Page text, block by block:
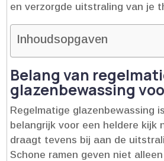
en verzorgde uitstraling van je
Inhoudsopgaven
Belang van
glazenbewassing
Regelmatige glazenbewassing
belangrijk voor een heldere kijk
draagt tevens bij aan de
Schone ramen geven niet